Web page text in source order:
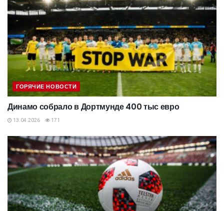
ГОРЯЧИЕ НОВОСТИ
Динамо собрало в Дортмунде 400 тыс евро
13.04.2026 171